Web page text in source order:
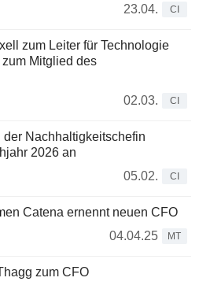
23.04.
CI
zum Leiter für Technologie
Mitglied des
02.03.
CI
Nachhaltigkeitschefin
2026 an
05.02.
CI
Catena ernennt neuen CFO
04.04.25
MT
zum CFO